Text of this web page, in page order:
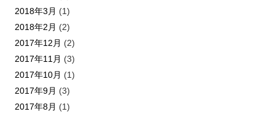
2018年3月 (1)
2018年2月 (2)
2017年12月 (2)
2017年11月 (3)
2017年10月 (1)
2017年9月 (3)
2017年8月 (1)